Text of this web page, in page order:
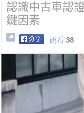
認識中古車認
鍵因素
觀看 38